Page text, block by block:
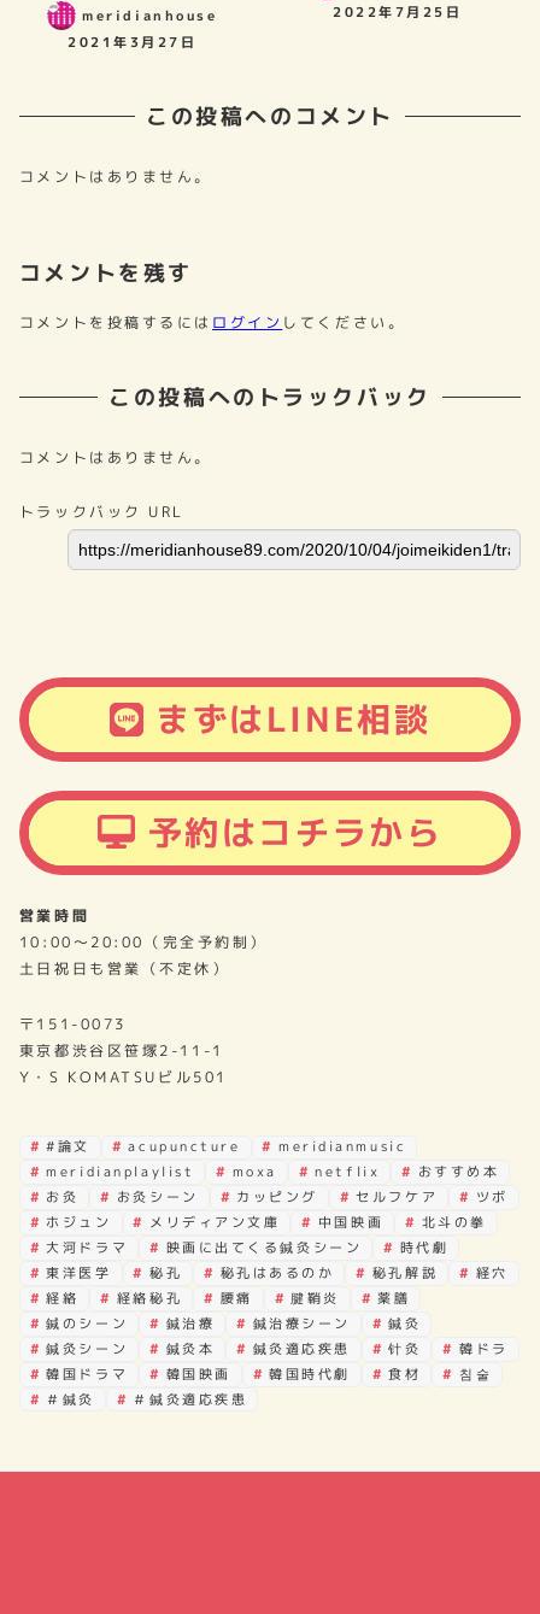
meridianhouse
2021年3月27日
2022年7月25日
この投稿へのコメント
コメントはありません。
コメントを残す
コメントを投稿するには ログイン してください。
この投稿へのトラックバック
コメントはありません。
トラックバック URL
まずはLINE相談
予約はコチラから
営業時間
10:00～20:00（完全予約制）
土日祝日も営業（不定休）
〒151-0073
東京都渋谷区笹塚2-11-1
Y・S KOMATSUビル501
#論文 acupuncture
meridianmusic
meridianplaylist
moxa netflix
おすすめ本
お灸
お灸シーン カッピング セルフケア
ツボ
ホジュン
メリディアン文庫 中国映画
北斗の拳
大河ドラマ
映画に出てくる鍼灸シーン
時代劇
東洋医学
秘孔 秘孔はあるのか 秘孔解説
経穴
経絡
経絡秘孔 腰痛 腱鞘炎
薬膳
鍼のシーン
鍼治療 鍼治療シーン
鍼灸
鍼灸シーン
鍼灸本 鍼灸適応疾患 针灸
韓ドラ
韓国ドラマ
韓国映画 韓国時代劇 食材
침술
＃鍼灸
＃鍼灸適応疾患